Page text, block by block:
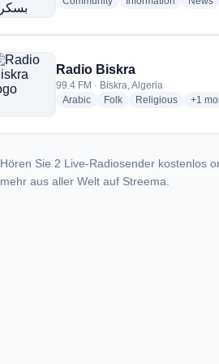
Radio Biskra
99.4 FM · Biskra, Algeria
Arabicradio stations
Folkradio stations
Religiousradio+1
Hören Sie 2 Live-Radiosender kostenlos
mehr aus aller Welt auf Streema.